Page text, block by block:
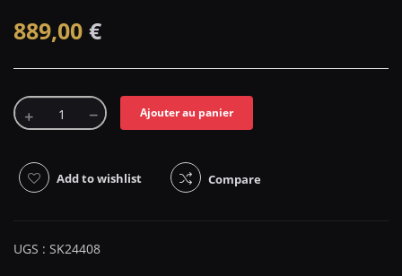
889,00 €
Ajouter au panier
Add to wishlist Compare
UGS : SK24408